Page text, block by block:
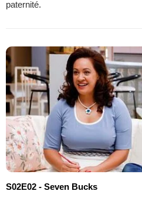
paternité.
S02E02 - Seven Bucks